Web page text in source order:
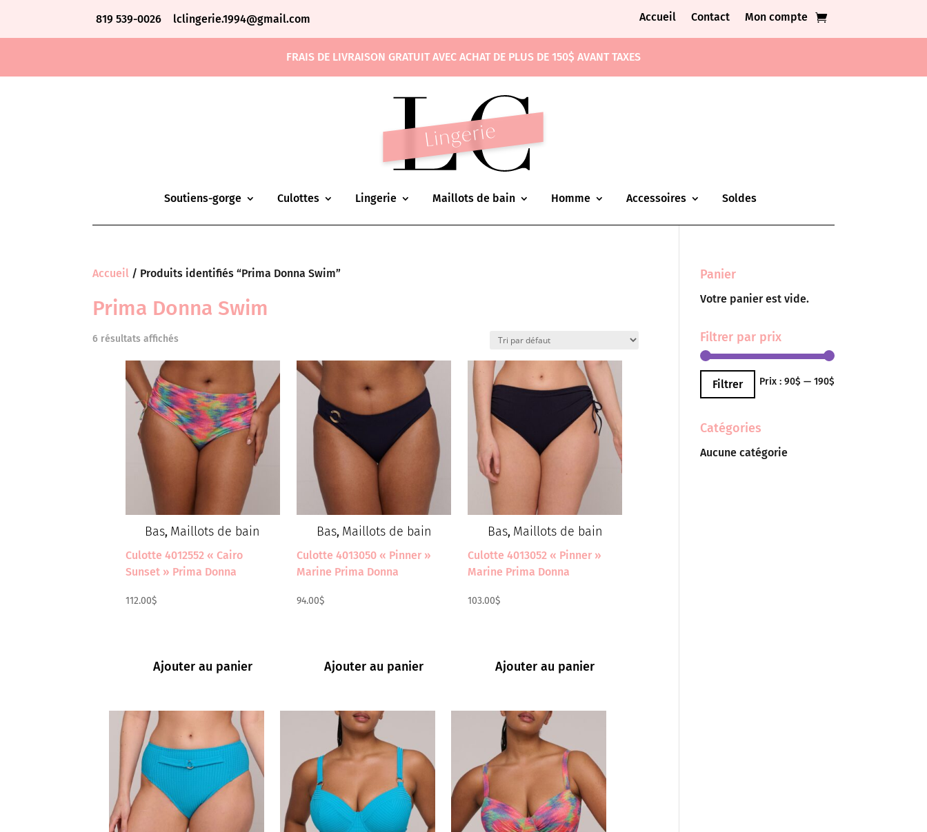
819 539-0026 lclingerie.1994@gmail.com Accueil Contact Mon compte
FRAIS DE LIVRAISON GRATUIT AVEC ACHAT DE PLUS DE 150$ AVANT TAXES
Soutiens-gorge Culottes Lingerie Maillots de bain Homme Accessoires Soldes
Accueil / Produits identifiés “Prima Donna Swim”
Prima Donna Swim
6 résultats affichés
Bas, Maillots de bain
Culotte 4012552 « Cairo
Sunset » Prima Donna
112.00$
Ajouter au panier
Bas, Maillots de bain
Culotte 4013050 « Pinner »
Marine Prima Donna
94.00$
Ajouter au panier
Bas, Maillots de bain
Culotte 4013052 « Pinner »
Marine Prima Donna
103.00$
Ajouter au panier
Panier
Votre panier est vide.
Filtrer par prix
Prix
Prix
Filtrer Prix : 90$ — 190$
Catégories
Aucune catégorie